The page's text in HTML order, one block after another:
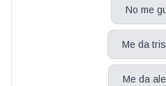
No me
Me da
Me da